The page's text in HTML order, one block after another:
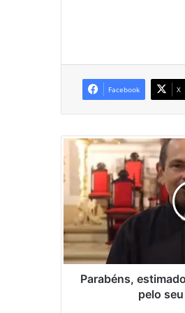
Facebook X
r
b
n
s
,
Parabéns,
pelo